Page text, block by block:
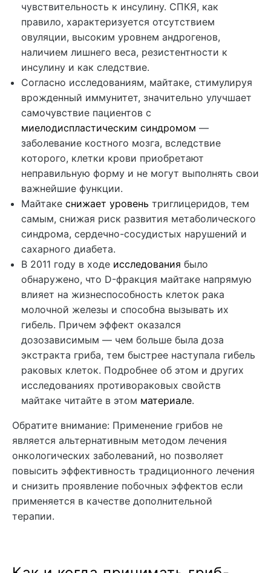
чувствительность к инсулину. СПКЯ, как
правило, характеризуется отсутствием
овуляции, высоким уровнем андрогенов,
наличием лишнего веса, резистентности к
инсулину и как следствие.
Согласно исследованиям, майтаке, стимулируя
врожденный иммунитет, значительно улучшает
самочувствие пациентов с
миелодиспластическим синдромом —
заболевание костного мозга, вследствие
которого, клетки крови приобретают
неправильную форму и не могут выполнять свои
важнейшие функции.
Майтаке снижает уровень триглицеридов, тем
самым, снижая риск развития метаболического
синдрома, сердечно-сосудистых нарушений и
сахарного диабета.
В 2011 году в ходе исследования было
обнаружено, что D-фракция майтаке напрямую
влияет на жизнеспособность клеток рака
молочной железы и способна вызывать их
гибель. Причем эффект оказался
дозозависимым — чем больше была доза
экстракта гриба, тем быстрее наступала гибель
раковых клеток. Подробнее об этом и других
исследованиях противораковых свойств
майтаке читайте в этом материале.
Обратите внимание: Применение грибов не
является альтернативным методом лечения
онкологических заболеваний, но позволяет
повысить эффективность традиционного лечения
и снизить проявление побочных эффектов если
применяется в качестве дополнительной
терапии.